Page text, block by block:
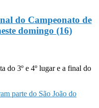
do Campeonato de
domingo (16)
do 3º e 4º lugar e a final do